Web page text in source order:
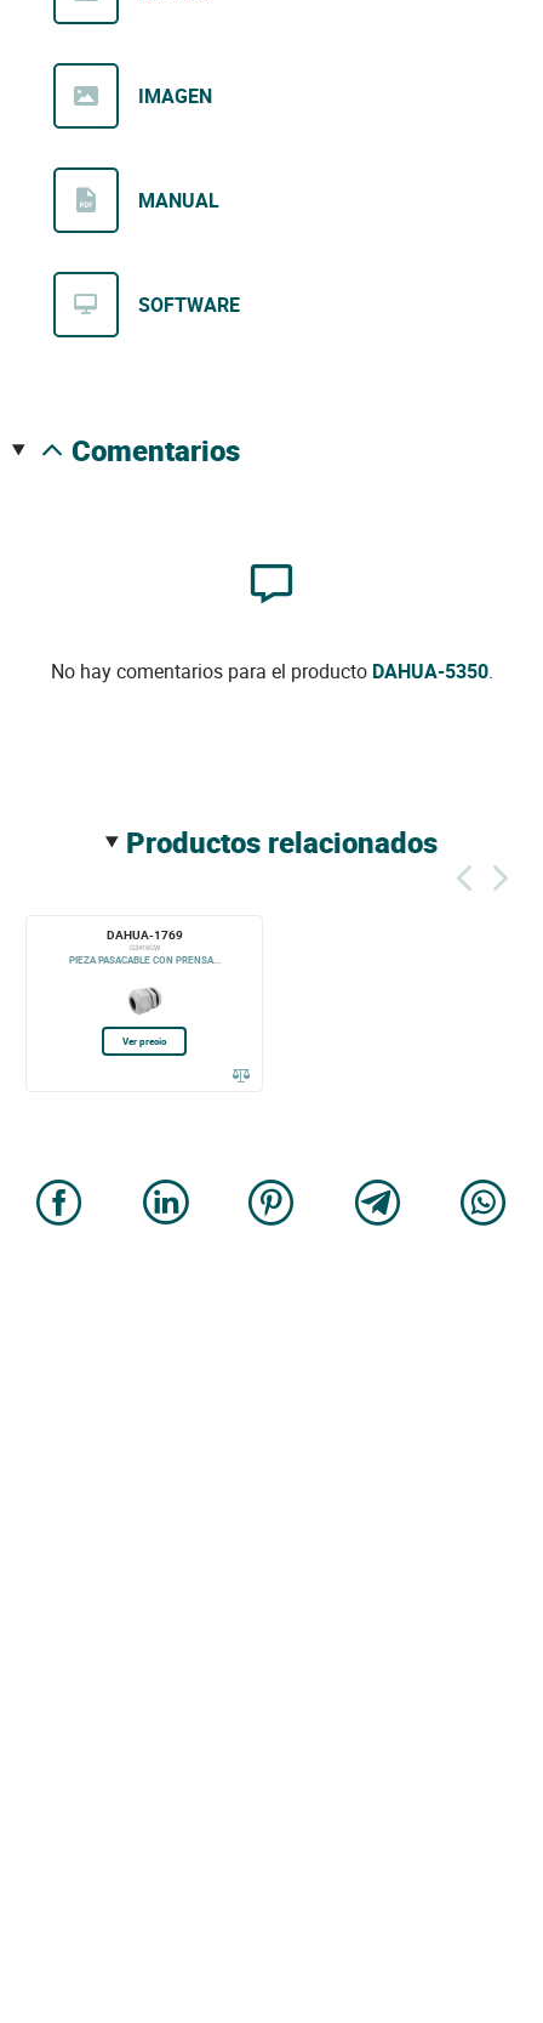
IMAGEN
MANUAL
SOFTWARE
comentarios
No hay comentarios para el producto DAHUA-5350.
productos relacionados
DAHUA-1769
G3416GW
PIEZA PASACABLE CON PRENSA...
Ver precio